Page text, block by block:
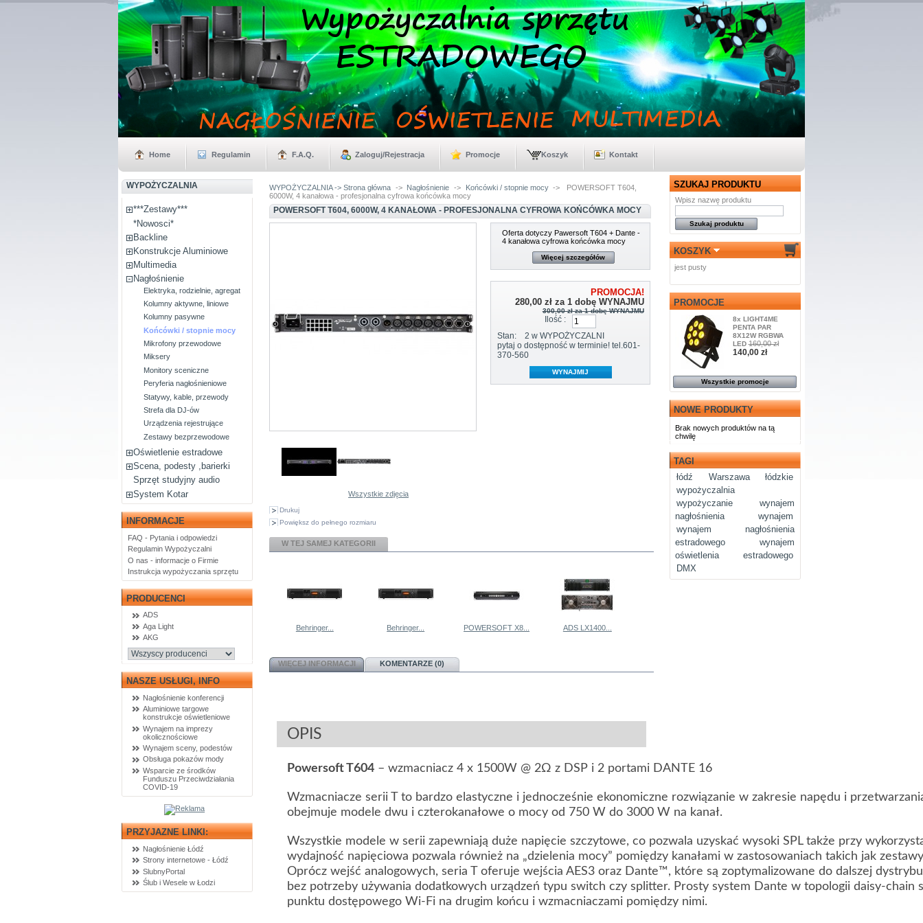
Home Regulamin F.A.Q. Zaloguj/Rejestracja Promocje Koszyk Kontakt
WYPOŻYCZALNIA
***Zestawy***
*Nowosci*
Backline
Konstrukcje Aluminiowe
Multimedia
Nagłośnienie
Elektryka, rodzielnie, agregat
Kolumny aktywne, liniowe
Kolumny pasywne
Końcówki / stopnie mocy
Mikrofony przewodowe
Miksery
Monitory sceniczne
Peryferia nagłośnieniowe
Statywy, kable, przewody
Strefa dla DJ-ów
Urządzenia rejestrujące
Zestawy bezprzewodowe
Oświetlenie estradowe
Scena, podesty ,barierki
Sprzęt studyjny audio
System Kotar
INFORMACJE
FAQ - Pytania i odpowiedzi
Regulamin Wypożyczalni
O nas - informacje o Firmie
Instrukcja wypożyczania sprzętu
PRODUCENCI
ADS
Aga Light
AKG
NASZE USŁUGI, INFO
Nagłośnienie konferencji
Aluminiowe targowe
konstrukcje oświetleniowe
Wynajem na imprezy
okolicznościowe
Wynajem sceny, podestów
Obsługa pokazów mody
Wsparcie ze środków
Funduszu Przeciwdziałania
COVID-19
PRZYJAZNE LINKI:
Nagłośnienie Łódź
Strony internetowe - Łódź
SlubnyPortal
Ślub i Wesele w Łodzi
WYPOŻYCZALNIA -> Strona główna -> Nagłośnienie -> Końcówki / stopnie mocy ->
POWERSOFT T604,
6000W, 4 kanałowa - profesjonalna cyfrowa końcówka mocy
POWERSOFT T604, 6000W, 4 KANAŁOWA - PROFESJONALNA CYFROWA KOŃCÓWKA MOCY
Wszystkie zdjęcia
Drukuj
Powiększ do pełnego rozmiaru
Oferta dotyczy Pawersoft T604 + Dante -
4 kanałowa cyfrowa końcówka mocy
Więcej szczegółów
PROMOCJA!
280,00 złza 1 dobę WYNAJMU
300,00 złza 1 dobę WYNAJMU
Ilość :
Stan:
2 w WYPOŻYCZALNI
pytaj o dostępność w terminie! tel.601-
370-560
W TEJ SAMEJ KATEGORII
Behringer... Behringer... POWERSOFT X8... ADS LX1400...
WIĘCEJ INFORMACJI KOMENTARZE (0)
OPIS
Powersoft T604 – wzmacniacz 4 x 1500W @ 2Ω z DSP i 2 portami DANTE 16
Wzmacniacze serii T to bardzo elastyczne i jednocześnie ekonomiczne rozwiązanie w zakresie napędu i
obejmuje modele dwu i czterokanałowe o mocy od 750 W do 3000 W na kanał.
Wszystkie modele w serii zapewniają duże napięcie szczytowe, co pozwala uzyskać wysoki SPL także przy
wydajność napięciowa pozwala również na „dzielenia mocy” pomiędzy kanałami w zastosowaniach takich jak
Oprócz wejść analogowych, seria T oferuje wejścia AES3 oraz Dante™, które są zoptymalizowane do dalszej
bez potrzeby używania dodatkowych urządzeń typu switch czy splitter. Prosty system Dante w topologii daisy-chain
punktu dostępowego Wi-Fi na drugim końcu i wzmacniaczami pomiędzy nimi.
SZUKAJ PRODUKTU
Wpisz nazwę produktu
KOSZYK
jest pusty
PROMOCJE
8x LIGHT4ME
PENTA PAR
8X12W RGBWA
LED 160,00 zł
140,00 zł
Wszystkie promocje
NOWE PRODUKTY
Brak nowych produktów na tą
chwilę
TAGI
łódź
Warszawa
łódzkie
wypożyczalnia
wypożyczanie
wynajem
nagłośnienia
wynajem
wynajem nagłośnienia
estradowego
wynajem
oświetlenia estradowego
DMX